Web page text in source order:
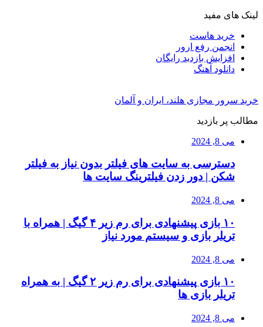
لینک های مفید
خرید هاست
انجمن رفع ارور
افزایش بازدید رایگان
دانلود آهنگ
خرید سرور مجازی هلند، ایران و آلمان
مطالب پر بازدید
می 8, 2024
دسترسی به سایت های فیلتر بدون نیاز به فیلتر
شکن | دور زدن فیلترینگ سایت ها
می 8, 2024
۱۰ بازی پیشنهادی برای رم زیر ۴ گیگ | همراه با
تریلر بازی و سیستم مورد نیاز
می 8, 2024
۱۰ بازی پیشنهادی برای رم زیر ۲ گیگ | به همراه
تریلر بازی ها
می 8, 2024